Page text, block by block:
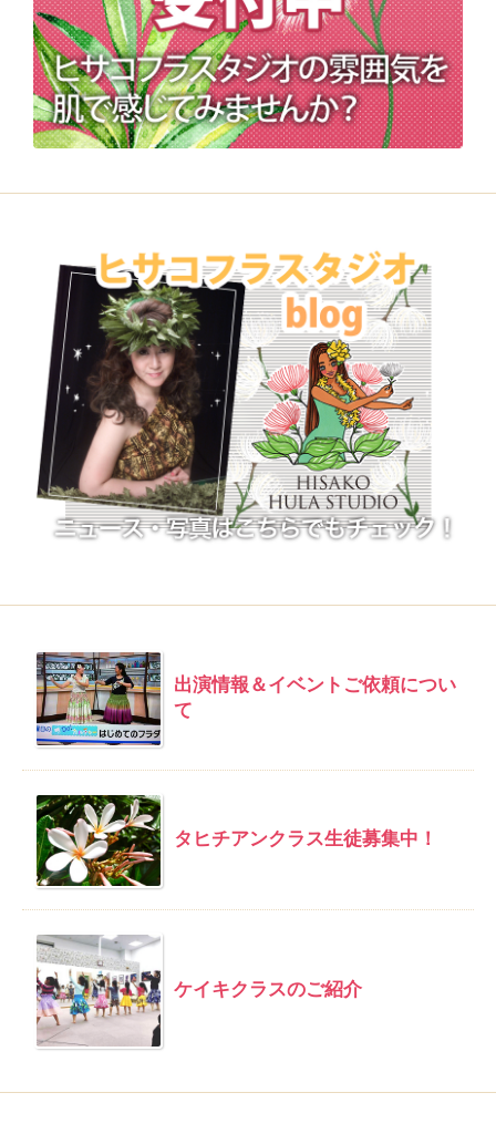
出演情報＆イベントご依頼につい
て
タヒチアンクラス生徒募集中！
ケイキクラスのご紹介